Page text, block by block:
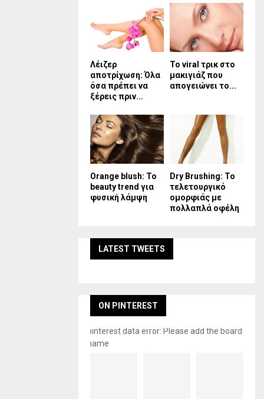
Λέιζερ
αποτρίχωση: Όλα
όσα πρέπει να
ξέρεις πριν...
Το viral τρικ στο
μακιγιάζ που
απογειώνει το...
Orange blush: Το
beauty trend για
φυσική λάμψη
Dry Brushing: Το
τελετουργικό
ομορφιάς με
πολλαπλά οφέλη
LATEST TWEETS
ON PINTEREST
pinterest data error: Please add the board
name